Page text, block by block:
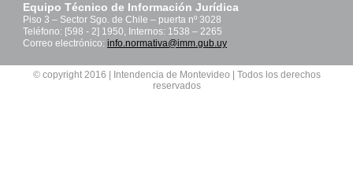
Equipo Técnico de Información Jurídica
Piso 3 – Sector Sgo. de Chile – puerta nº 3028
Teléfono: [598 - 2] 1950, Internos: 1538 – 2265
Correo electrónico: info.normativa@imm.gub.uy
© copyright 2016 | Intendencia de Montevideo | Todos los derechos
reservados